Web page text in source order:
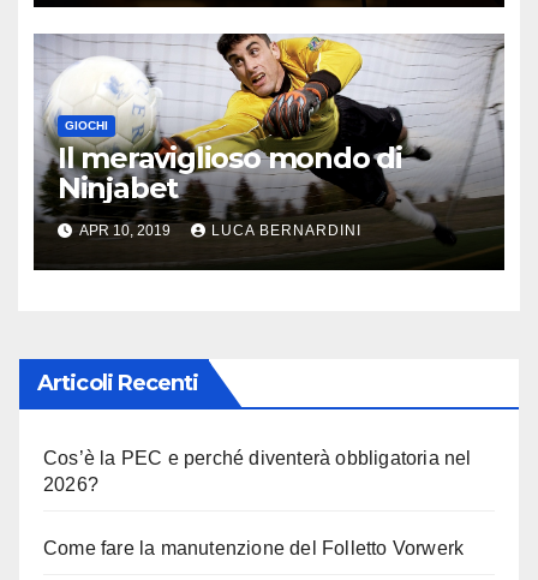
GIOCHI
Il meraviglioso mondo di
Ninjabet
APR 10, 2019 LUCA BERNARDINI
Articoli Recenti
Cos’è la PEC e perché diventerà obbligatoria nel
2026?
Come fare la manutenzione del Folletto Vorwerk